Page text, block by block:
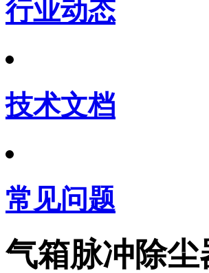
行业动态
技术文档
常见问题
气箱脉冲除